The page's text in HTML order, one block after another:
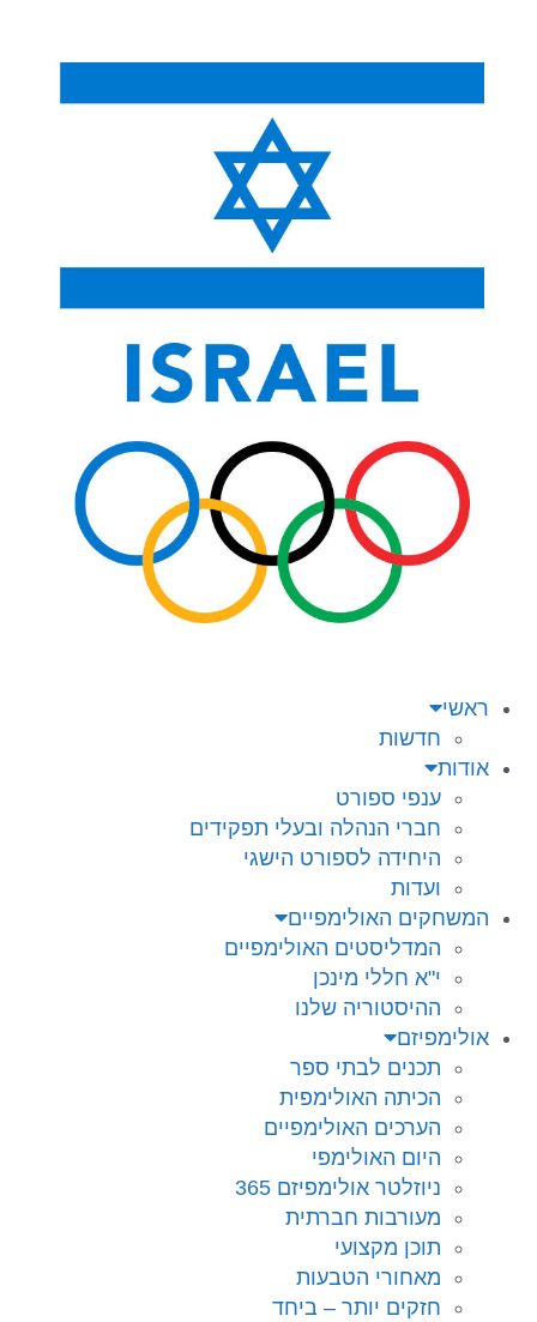
ראשי
חדשות
אודות
ענפי ספורט
חברי הנהלה ובעלי תפקידים
היחידה לספורט הישגי
ועדות
המשחקים האולימפיים
המדליסטים האולימפיים
י"א חללי מינכן
ההיסטוריה שלנו
אולימפיזם
תכנים לבתי ספר
הכיתה האולימפית
הערכים האולימפיים
היום האולימפי
ניוזלטר אולימפיזם 365
מעורבות חברתית
תוכן מקצועי
מאחורי הטבעות
חזקים יותר – ביחד